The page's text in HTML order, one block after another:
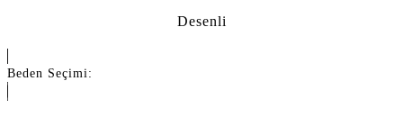
Desenli
Beden Seçimi: